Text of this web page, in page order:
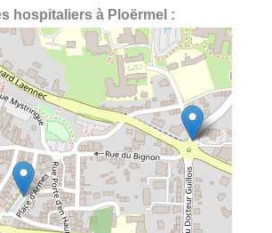
hospitaliers à Ploërmel :